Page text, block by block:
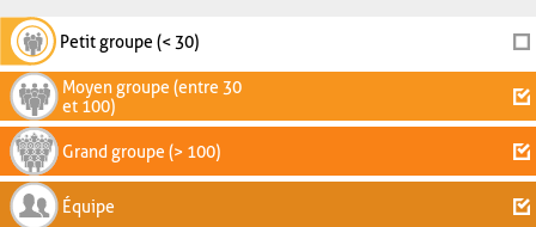
Petit groupe (< 30)
Moyen groupe (entre 30
et 100)
Grand groupe (> 100)
Équipe